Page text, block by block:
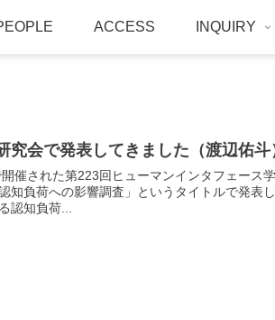
ACCESS INQUIRY
会で発表してきました（渡辺佑斗
催された第223回ヒューマンインタフェース
知負荷への影響調査」というタイトルで発表
認知負荷...